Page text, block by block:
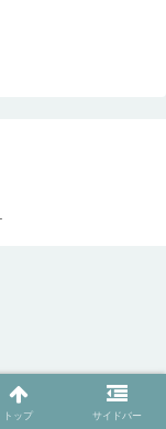
トップ サイドバー